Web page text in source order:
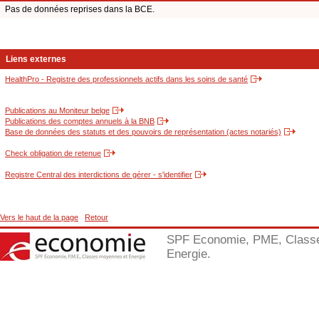
Pas de données reprises dans la BCE.
Liens externes
HealthPro - Registre des professionnels actifs dans les soins de santé
Publications au Moniteur belge
Publications des comptes annuels à la BNB
Base de données des statuts et des pouvoirs de représentation (actes notariés)
Check obligation de retenue
Registre Central des interdictions de gérer - s'identifier
Vers le haut de la page Retour
SPF Economie, PME,
Energie.